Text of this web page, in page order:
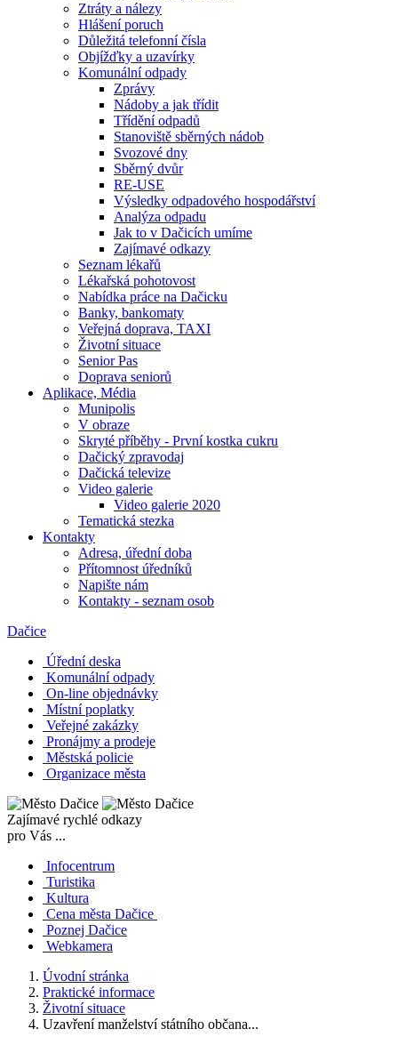
Ztráty a nálezy
Hlášení poruch
Důležitá telefonní čísla
Objížďky a uzavírky
Komunální odpady
Zprávy
Nádoby a jak třídit
Třídění odpadů
Stanoviště sběrných nádob
Svozové dny
Sběrný dvůr
RE-USE
Výsledky odpadového hospodářství
Analýza odpadu
Jak to v Dačicích umíme
Zajímavé odkazy
Seznam lékařů
Lékařská pohotovost
Nabídka práce na Dačicku
Banky, bankomaty
Veřejná doprava, TAXI
Životní situace
Senior Pas
Doprava seniorů
Aplikace, Média
Munipolis
V obraze
Skryté příběhy - První kostka cukru
Dačický zpravodaj
Dačická televize
Video galerie
Video galerie 2020
Tematická stezka
Kontakty
Adresa, úřední doba
Přítomnost úředníků
Napište nám
Kontakty - seznam osob
Dačice
Úřední deska
Komunální odpady
On-line objednávky
Místní poplatky
Veřejné zakázky
Pronájmy a prodeje
Městská policie
Organizace města
Zajímavé rychlé odkazy
pro Vás ...
Infocentrum
Turistika
Kultura
Cena města Dačice
Poznej Dačice
Webkamera
Úvodní stránka
Praktické informace
Životní situace
Uzavření manželství státního občana...